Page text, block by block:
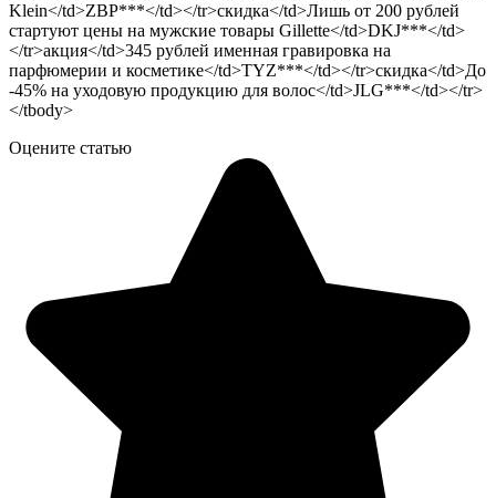
Klein</td>ZBP***</td></tr>скидка</td>Лишь от 200 рублей
стартуют цены на мужские товары Gillette</td>DKJ***</td>
</tr>акция</td>345 рублей именная гравировка на
парфюмерии и косметике</td>TYZ***</td></tr>скидка</td>До
-45% на уходовую продукцию для волос</td>JLG***</td></tr>
</tbody>
Оцените статью